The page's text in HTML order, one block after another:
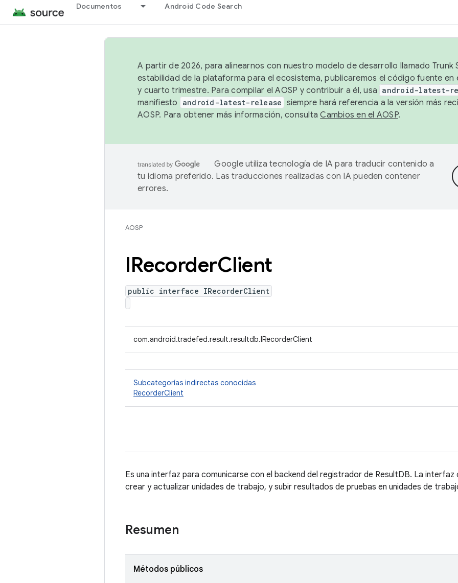
Documentos Android Code Search
A partir de 2026, para alinearnos con nuestro modelo de desarrollo llamado Trunk
estabilidad de la plataforma para el ecosistema, publicaremos el código fuente en
y cuarto trimestre. Para compilar el AOSP y contribuir a él, usa android-latest-
manifiesto
android-latest-release siempre hará referencia a la versión más
AOSP. Para obtener más información, consultaCambios en el AOSP.
Google utiliza tecnología de IA para traducir contenido a
tu idioma preferido. Las traducciones realizadas con IA pueden contener
errores.
AOSP
IRecorderClient
public interface IRecorderClient
com.android.tradefed.result.resultdb.IRecorderClient
Subcategorías indirectas conocidas
RecorderClient
Es una interfaz para comunicarse con el backend del registrador de ResultDB. La
crear y actualizar unidades de trabajo, y subir resultados de pruebas en unidades de
Resumen
Métodos públicos